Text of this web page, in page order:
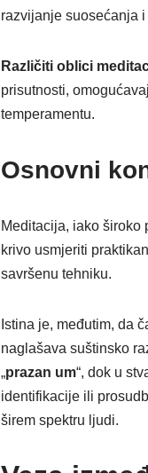
razvijanje suosećanja
Različiti oblici
prisutnosti,
temperamentu.
Osnovni
Meditacija, iako široko
krivo usmjeriti
savršenu tehniku.
Istina je, međutim, da
naglašava suštinsko
„prazan um“, dok u
identifikacije ili
širem spektru ljudi.